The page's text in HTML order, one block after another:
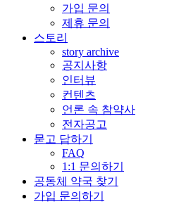
가입 문의
제휴 문의
스토리
story archive
공지사항
인터뷰
컨텐츠
언론 속 참약사
전자공고
묻고 답하기
FAQ
1:1 문의하기
공동체 약국 찾기
가입 문의하기